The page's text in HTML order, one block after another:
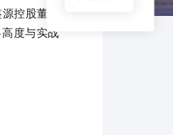
控股董事
度与实战